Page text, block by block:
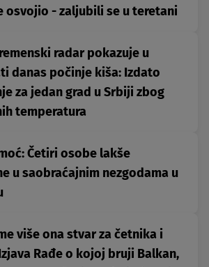
osvojio - zaljubili se u teretani
radar pokazuje u
danas počinje kiša: Izdato
za jedan grad u Srbiji zbog
temperatura
Četiri osobe lakše
u saobraćajnim nezgodama u
više ona stvar za četnika i
Rađe o kojoj bruji Balkan,